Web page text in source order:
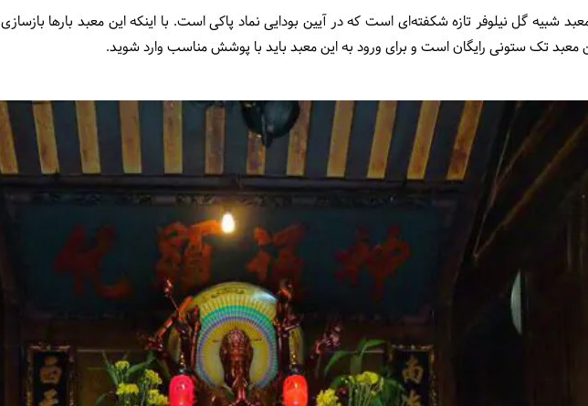
شبیه گل نیلوفر تازه شکفته‌ای است که در آیین بودایی نماد پاکی است. با اینکه این معبد بارها
معبد تک ستونی رایگان است و برای ورود به این معبد باید با پوشش مناسب وارد شوید.